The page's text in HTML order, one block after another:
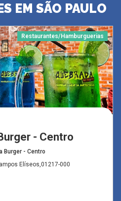
EM SÃO PAULO
Restaurantes/Hamburguerias
- Centro
Burger - Centro
Elíseos,01217-000